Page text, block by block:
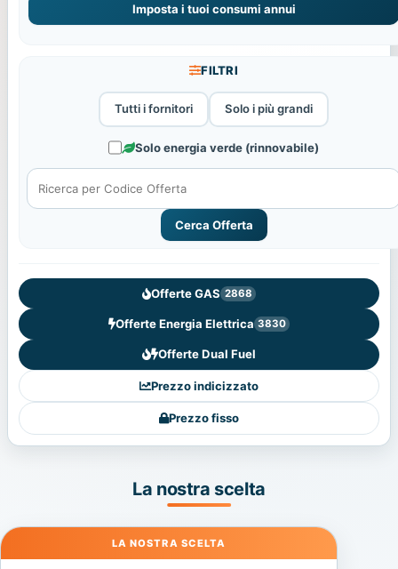
Imposta i tuoi consumi annui
FILTRI
Tutti i fornitori Solo i più grandi
Solo energia verde (rinnovabile)
Cerca Offerta
Offerte GAS 2868
Offerte Energia Elettrica 3830
Offerte Dual Fuel
Prezzo indicizzato
Prezzo fisso
La nostra scelta